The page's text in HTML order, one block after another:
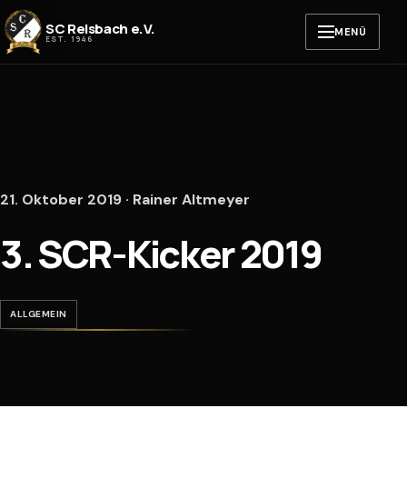
Zum Inhalt springen
SC Reisbach e.V.
EST. 1946 MENÜ
21. Oktober 2019 · Rainer Altmeyer
3. SCR-Kicker 2019
ALLGEMEIN